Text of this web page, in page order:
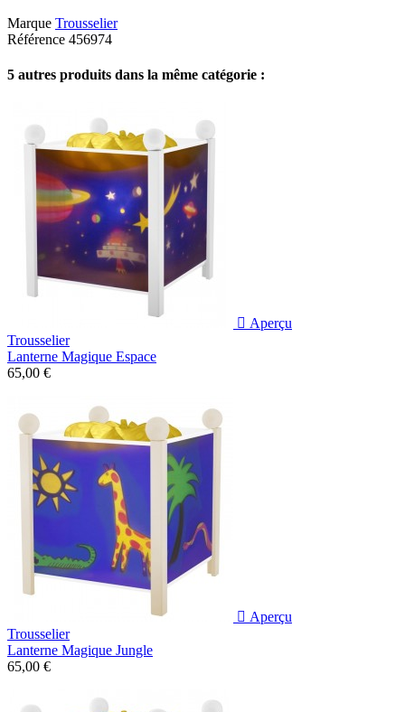
Marque Trousselier
Référence 456974
5 autres produits dans la même catégorie :
 Aperçu
Trousselier
Lanterne Magique Espace
65,00 €
 Aperçu
Trousselier
Lanterne Magique Jungle
65,00 €